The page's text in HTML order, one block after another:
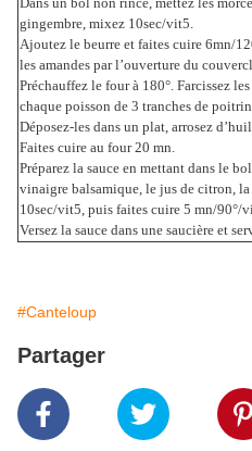
gingembre, mixez 10sec/vit5.
Ajoutez le beurre et faites cuire 6mn/
les amandes par l’ouverture du
Préchauffez le four à 180°. Farcissez
chaque poisson de 3 tranches de
Déposez-les dans un plat, arrosez
Faites cuire au four 20 mn.
Préparez la sauce en mettant dans le
vinaigre balsamique, le jus de citron,
10sec/vit5, puis faites cuire 5 mn/90°/
Versez la sauce dans une saucière et
#Canteloup
Partager